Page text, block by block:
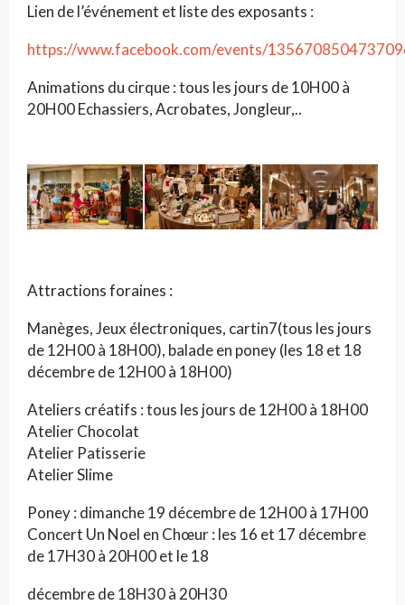
Lien de l’événement et liste des exposants :
https://www.facebook.com/events/
Animations du cirque : tous les jours de 10H00 à
20H00 Echassiers, Acrobates, Jongleur,..
Attractions foraines :
Manèges, Jeux électroniques, cartin7(tous les jours
de 12H00 à 18H00), balade en poney (les 18 et 18
décembre de 12H00 à 18H00)
Ateliers créatifs : tous les jours de 12H00 à 18H00
Atelier Chocolat
Atelier Patisserie
Atelier Slime
Poney : dimanche 19 décembre de 12H00 à 17H00
Concert Un Noel en Chœur : les 16 et 17 décembre
de 17H30 à 20H00 et le 18
décembre de 18H30 à 20H30